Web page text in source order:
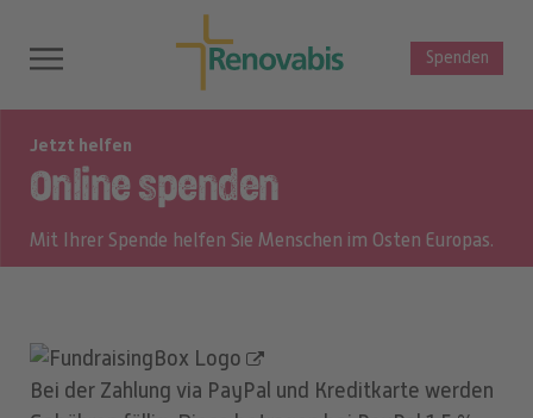
Spenden
Jetzt helfen
Online spenden
Mit Ihrer Spende helfen Sie Menschen im Osten Europas.
Bei der Zahlung via PayPal und Kreditkarte werden